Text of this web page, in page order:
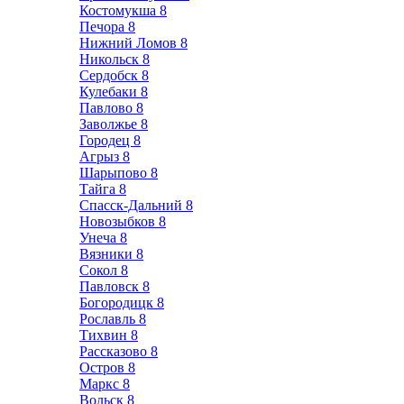
Костомукша 8
Печора 8
Нижний Ломов 8
Никольск 8
Сердобск 8
Кулебаки 8
Павлово 8
Заволжье 8
Городец 8
Агрыз 8
Шарыпово 8
Тайга 8
Спасск-Дальний 8
Новозыбков 8
Унеча 8
Вязники 8
Сокол 8
Павловск 8
Богородицк 8
Рославль 8
Тихвин 8
Рассказово 8
Остров 8
Маркс 8
Вольск 8